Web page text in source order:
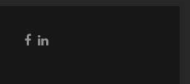
EnlaceEnlace